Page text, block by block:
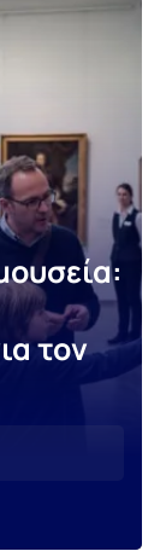
τον